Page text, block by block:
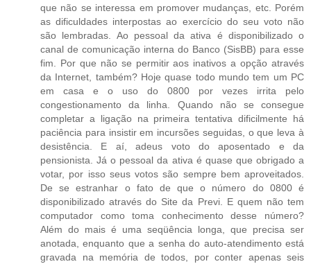
que não se interessa em promover mudanças, etc. Porém
as dificuldades interpostas ao exercício do seu voto não
são lembradas. Ao pessoal da ativa é disponibilizado o
canal de comunicação interna do Banco (SisBB) para esse
fim. Por que não se permitir aos inativos a opção através
da Internet, também? Hoje quase todo mundo tem um PC
em casa e o uso do 0800 por vezes irrita pelo
congestionamento da linha. Quando não se consegue
completar a ligação na primeira tentativa dificilmente há
paciência para insistir em incursões seguidas, o que leva à
desistência. E aí, adeus voto do aposentado e da
pensionista. Já o pessoal da ativa é quase que obrigado a
votar, por isso seus votos são sempre bem aproveitados.
De se estranhar o fato de que o número do 0800 é
disponibilizado através do Site da Previ. E quem não tem
computador como toma conhecimento desse número?
Além do mais é uma seqüência longa, que precisa ser
anotada, enquanto que a senha do auto-atendimento está
gravada na memória de todos, por conter apenas seis